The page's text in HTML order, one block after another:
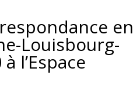
en
Louisbourg-
l’Espace